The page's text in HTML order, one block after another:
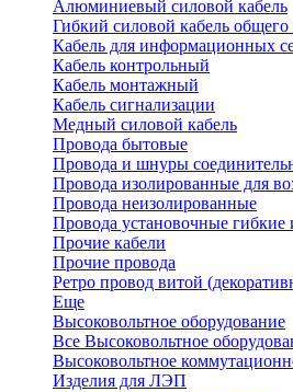
Алюминиевый силовой кабель
Гибкий силовой кабель
Кабель для информационных
Кабель контрольный
Кабель монтажный
Кабель сигнализации
Медный силовой кабель
Провода бытовые
Провода и шнуры
Провода изолированные для
Провода неизолированные
Провода установочные гибкие
Прочие кабели
Прочие провода
Ретро провод витой
Еще
Высоковольтное оборудование
Все Высоковольтное
Высоковольтное
Изделия для ЛЭП